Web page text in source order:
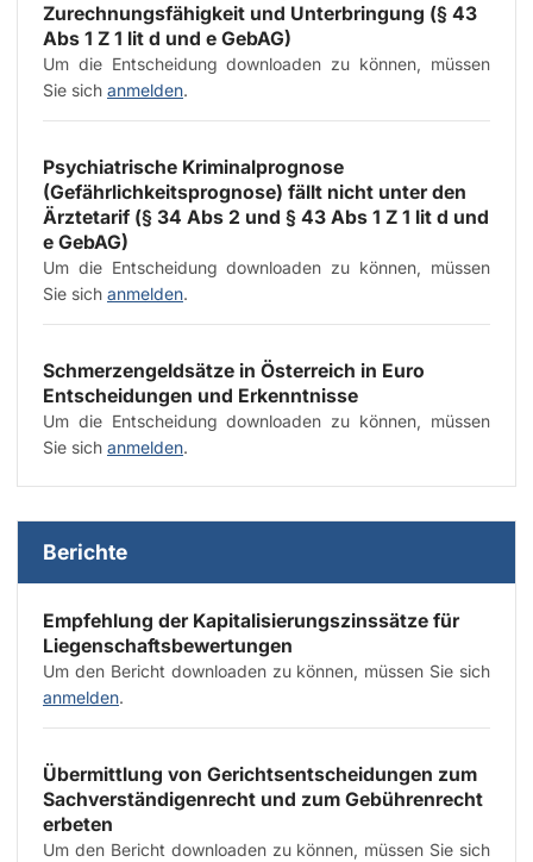
Zurechnungsfähigkeit und Unterbringung (§ 43
Abs 1 Z 1 lit d und e GebAG)
Um die Entscheidung downloaden zu können, müssen
Sie sich anmelden.
Psychiatrische Kriminalprognose
(Gefährlichkeitsprognose) fällt nicht unter den
Ärztetarif (§ 34 Abs 2 und § 43 Abs 1 Z 1 lit d und
e GebAG)
Um die Entscheidung downloaden zu können, müssen
Sie sich anmelden.
Schmerzengeldsätze in Österreich in Euro
Entscheidungen und Erkenntnisse
Um die Entscheidung downloaden zu können, müssen
Sie sich anmelden.
Berichte
Empfehlung der Kapitalisierungszinssätze für
Liegenschaftsbewertungen
Um den Bericht downloaden zu können, müssen Sie sich
anmelden.
Übermittlung von Gerichtsentscheidungen zum
Sachverständigenrecht und zum Gebührenrecht
erbeten
Um den Bericht downloaden zu können, müssen Sie sich